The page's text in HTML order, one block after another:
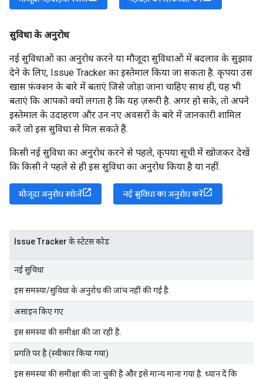
सुविधा के अनुरोध
नई सुविधाओं का अनुरोध करने या मौजूदा सुविधाओं में बदलाव के सुझाव
देने के लिए, Issue Tracker का इस्तेमाल किया जा सकता है. कृपया उस
खास फ़ंक्शन के बारे में बताएं जिसे जोड़ा जाना चाहिए साथ ही, यह भी
बताएं कि आपको क्यों लगता है कि यह ज़रूरी है. अगर हो सके, तो अपने
इस्तेमाल के उदाहरण और उन नए अवसरों के बारे में जानकारी शामिल
करें जो इस सुविधा से मिल सकते हैं.
किसी नई सुविधा का अनुरोध करने से पहले, कृपया सूची में खोजकर देखें
कि किसी ने पहले से ही इस सुविधा का अनुरोध किया है या नहीं.
मौजूदा अनुरोध खोजें नई सुविधा का अनुरोध करें
Issue Tracker के स्टेटस कोड
नई सुविधा
इस समस्या/सुविधा के अनुरोध की जांच नहीं की गई है.
असाइन किए गए
इस समस्या की समीक्षा की जा रही है.
प्रगति पर है (स्वीकार किया गया)
इस समस्या की समीक्षा की जा चुकी है और इसे मान्य माना गया है. ध्यान दें कि